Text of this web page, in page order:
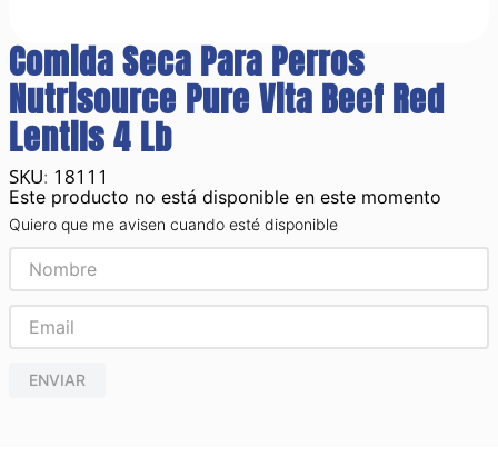
Comida Seca Para Perros
Nutrisource Pure Vita Beef Red
Lentils 4 Lb
: 18111
Este producto no está disponible en este momento
Quiero que me avisen cuando esté disponible
ENVIAR